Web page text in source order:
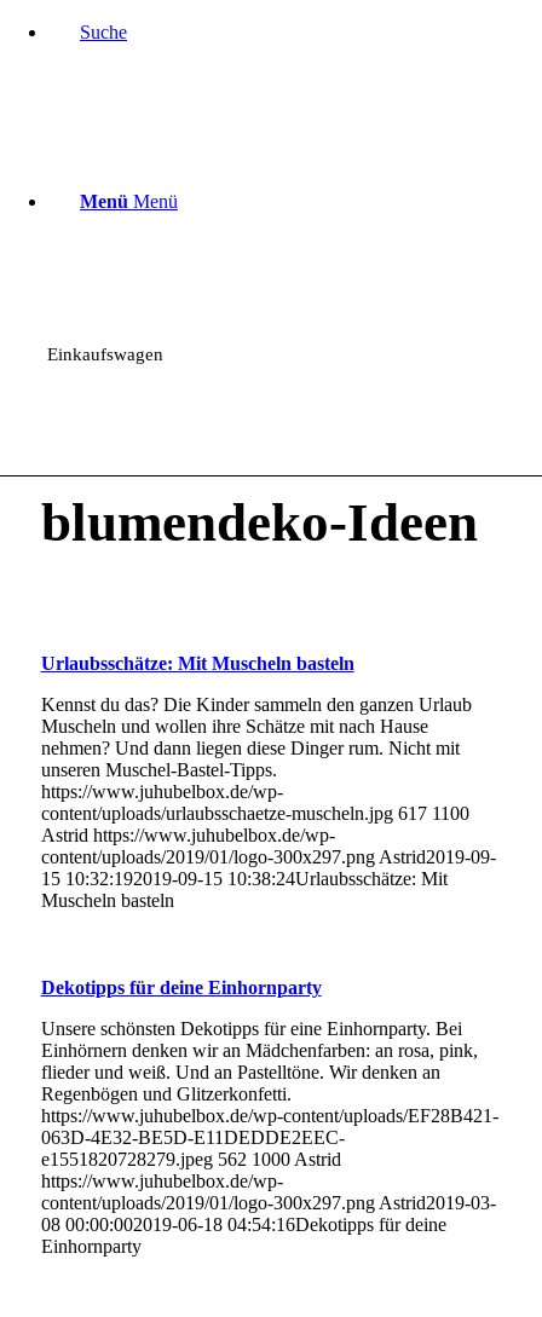
Suche
Menü Menü
Einkaufswagen
blumendeko-Ideen
Urlaubsschätze: Mit Muscheln basteln
Kennst du das? Die Kinder sammeln den ganzen Urlaub
Muscheln und wollen ihre Schätze mit nach Hause
nehmen? Und dann liegen diese Dinger rum. Nicht mit
unseren Muschel-Bastel-Tipps.
https://www.juhubelbox.de/wp-
content/uploads/urlaubsschaetze-muscheln.jpg 617 1100
Astrid https://www.juhubelbox.de/wp-
content/uploads/2019/01/logo-300x297.png Astrid2019-09-
15 10:32:192019-09-15 10:38:24Urlaubsschätze: Mit
Muscheln basteln
Dekotipps für deine Einhornparty
Unsere schönsten Dekotipps für eine Einhornparty. Bei
Einhörnern denken wir an Mädchenfarben: an rosa, pink,
flieder und weiß. Und an Pastelltöne. Wir denken an
Regenbögen und Glitzerkonfetti.
https://www.juhubelbox.de/wp-content/uploads/EF28B421-
063D-4E32-BE5D-E11DEDDE2EEC-
e1551820728279.jpeg 562 1000 Astrid
https://www.juhubelbox.de/wp-
content/uploads/2019/01/logo-300x297.png Astrid2019-03-
08 00:00:002019-06-18 04:54:16Dekotipps für deine
Einhornparty